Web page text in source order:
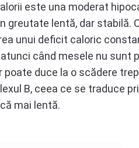
este una moderat
greutate lentă, dar stabilă.
unui deficit caloric
când mesele nu sunt
poate duce la o scădere
B, ceea ce se traduce
mai lentă.